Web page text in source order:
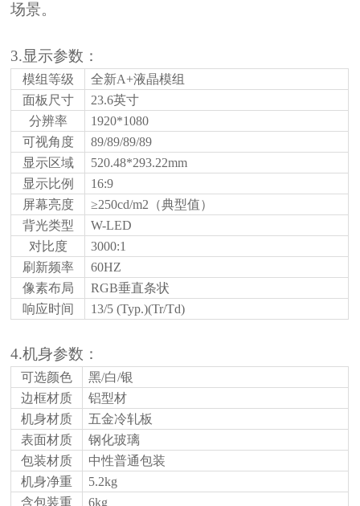
场景。
3.显示参数：
模组等级 全新A+液晶模组
面板尺寸
23.6英寸
分辨率
1920*1080
可视角度
89/89/89/89
显示区域
520.48*293.22mm
显示比例
16:9
屏幕亮度
≥250cd/m2（典型值）
背光类型
W-LED
对比度
3000:1
刷新频率
60HZ
像素布局
RGB垂直条状
响应时间
13/5 (Typ.)(Tr/Td)
4.机身参数：
可选颜色 黑/白/银
边框材质
铝型材
机身材质
五金冷轧板
表面材质
钢化玻璃
包装材质
中性普通包装
机身净重
5.2kg
含包装重
6kg